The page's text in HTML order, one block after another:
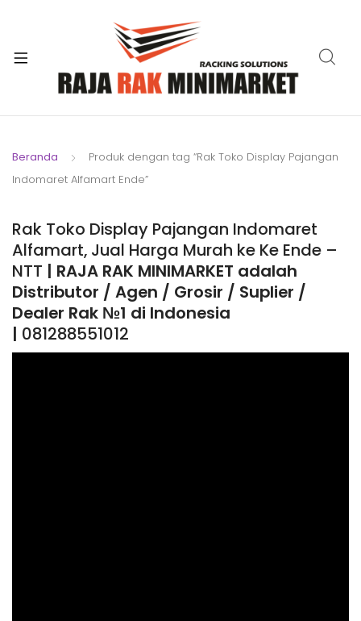
Beranda
Produk dengan tag “Rak Toko Display Pajangan
Indomaret Alfamart Ende”
Rak Toko Display Pajangan Indomaret
Alfamart, Jual Harga Murah ke Ke Ende –
NTT | RAJA RAK MINIMARKET adalah
Distributor / Agen / Grosir / Suplier /
Dealer Rak №1 di Indonesia
| 081288551012